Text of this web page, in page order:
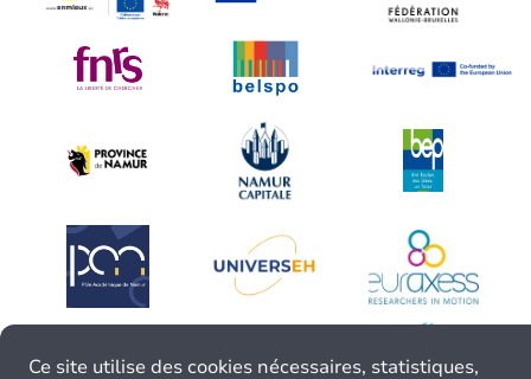
Ce site utilise des cookies nécessaires, statistiques,